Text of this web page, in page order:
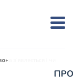
з’являється і чи